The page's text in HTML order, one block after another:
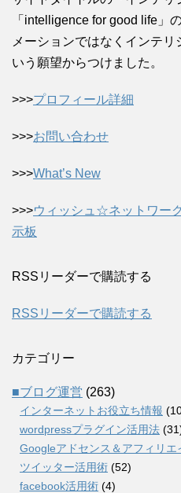
「intelligence for good life」
メーションではなくインテ
いう願望からつけました。
>>>プロフィール詳細
>>>お問い合わせ
>>>What’s New
>>>ウィッシュ☆ネットワー
示板
RSSリーダーで購読する
RSSリーダーで購読する
カテゴリー
■ブログ運営 (263)
インターネットお役立ち情報
wordpressプラグイン活用法
Googleアドセンス＆アフィリエ
ツイッター活用術 (52)
facebook活用術 (4)